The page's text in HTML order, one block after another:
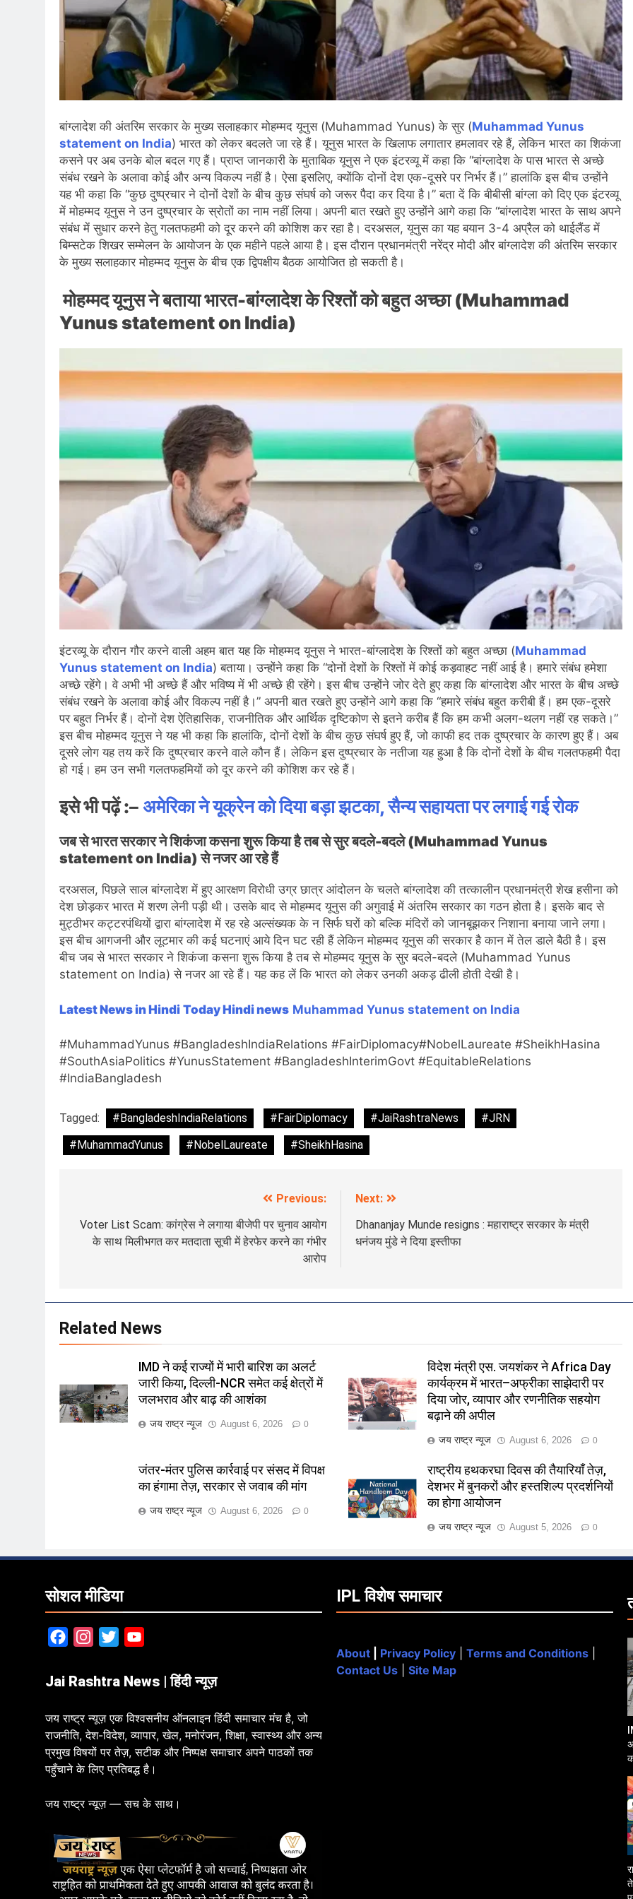
बांग्लादेश की अंतरिम सरकार के मुख्य सलाहकार मोहम्मद यूनुस (Muhammad Yunus) के सुर (Muhammad Yunus
statement on India) भारत को लेकर बदलते जा रहे हैं। यूनुस भारत के खिलाफ लगातार हमलावर रहे हैं, लेकिन भारत का शिकंजा
कसने पर अब उनके बोल बदल गए हैं। प्राप्त जानकारी के मुताबिक यूनुस ने एक इंटरव्यू में कहा कि “बांग्लादेश के पास भारत से अच्छे
संबंध रखने के अलावा कोई और अन्य विकल्प नहीं है। ऐसा इसलिए, क्योंकि दोनों देश एक-दूसरे पर निर्भर हैं।” हालांकि इस बीच उन्होंने
यह भी कहा कि “कुछ दुष्प्रचार ने दोनों देशों के बीच कुछ संघर्ष को जरूर पैदा कर दिया है।” बता दें कि बीबीसी बांग्ला को दिए एक इंटरव्यू
में मोहम्मद यूनुस ने उन दुष्प्रचार के स्रोतों का नाम नहीं लिया। अपनी बात रखते हुए उन्होंने आगे कहा कि “बांग्लादेश भारत के साथ अपने
संबंध में सुधार करने हेतु गलतफहमी को दूर करने की कोशिश कर रहा है। दरअसल, यूनुस का यह बयान 3-4 अप्रैल को थाईलैंड में
बिम्सटेक शिखर सम्मेलन के आयोजन के एक महीने पहले आया है। इस दौरान प्रधानमंत्री नरेंद्र मोदी और बांग्लादेश की अंतरिम सरकार
के मुख्य सलाहकार मोहम्मद यूनुस के बीच एक द्विपक्षीय बैठक आयोजित हो सकती है।
मोहम्मद यूनुस ने बताया भारत-बांग्लादेश के रिश्तों को बहुत अच्छा (Muhammad
Yunus statement on India)
इंटरव्यू के दौरान गौर करने वाली अहम बात यह कि मोहम्मद यूनुस ने भारत-बांग्लादेश के रिश्तों को बहुत अच्छा (Muhammad
Yunus statement on India) बताया। उन्होंने कहा कि “दोनों देशों के रिश्तों में कोई कड़वाहट नहीं आई है। हमारे संबंध हमेशा
अच्छे रहेंगे। वे अभी भी अच्छे हैं और भविष्य में भी अच्छे ही रहेंगे। इस बीच उन्होंने जोर देते हुए कहा कि बांग्लादेश और भारत के बीच अच्छे
संबंध रखने के अलावा कोई और विकल्प नहीं है।” अपनी बात रखते हुए उन्होंने आगे कहा कि “हमारे संबंध बहुत करीबी हैं। हम एक-दूसरे
पर बहुत निर्भर हैं। दोनों देश ऐतिहासिक, राजनीतिक और आर्थिक दृष्टिकोण से इतने करीब हैं कि हम कभी अलग-थलग नहीं रह सकते।”
इस बीच मोहम्मद यूनुस ने यह भी कहा कि हालांकि, दोनों देशों के बीच कुछ संघर्ष हुए हैं, जो काफी हद तक दुष्प्रचार के कारण हुए हैं। अब
दूसरे लोग यह तय करें कि दुष्प्रचार करने वाले कौन हैं। लेकिन इस दुष्प्रचार के नतीजा यह हुआ है कि दोनों देशों के बीच गलतफहमी पैदा
हो गई। हम उन सभी गलतफहमियों को दूर करने की कोशिश कर रहे हैं।
इसे भी पढ़ें :– अमेरिका ने यूक्रेन को दिया बड़ा झटका, सैन्य सहायता पर लगाई गई रोक
जब से भारत सरकार ने शिकंजा कसना शुरू किया है तब से सुर बदले-बदले (Muhammad Yunus
statement on India) से नजर आ रहे हैं
दरअसल, पिछले साल बांग्लादेश में हुए आरक्षण विरोधी उग्र छात्र आंदोलन के चलते बांग्लादेश की तत्कालीन प्रधानमंत्री शेख हसीना को
देश छोड़कर भारत में शरण लेनी पड़ी थी। उसके बाद से मोहम्मद यूनुस की अगुवाई में अंतरिम सरकार का गठन होता है। इसके बाद से
मुट्ठीभर कट्टरपंथियों द्वारा बांग्लादेश में रह रहे अल्संख्यक के न सिर्फ घरों को बल्कि मंदिरों को जानबूझकर निशाना बनाया जाने लगा।
इस बीच आगजनी और लूटमार की कई घटनाएं आये दिन घट रही हैं लेकिन मोहम्मद यूनुस की सरकार है कान में तेल डाले बैठी है। इस
बीच जब से भारत सरकार ने शिकंजा कसना शुरू किया है तब से मोहम्मद यूनुस के सुर बदले-बदले (Muhammad Yunus
statement on India) से नजर आ रहे हैं। यह कह लें कि भारत को लेकर उनकी अकड़ ढीली होती देखी है।
Latest News in Hindi Today Hindi news Muhammad Yunus statement on India
#MuhammadYunus #BangladeshIndiaRelations #FairDiplomacy#NobelLaureate #SheikhHasina
#SouthAsiaPolitics #YunusStatement #BangladeshInterimGovt #EquitableRelations
#IndiaBangladesh
Tagged: #BangladeshIndiaRelations #FairDiplomacy #JaiRashtraNews
#JRN
#MuhammadYunus
#NobelLaureate #SheikhHasina
navigation
Previous:
Voter List Scam: कांग्रेस ने लगाया बीजेपी पर चुनाव आयोग
के साथ मिलीभगत कर मतदाता सूची में हेरफेर करने का गंभीर
आरोप
Next:
Dhananjay Munde resigns : महाराष्ट्र सरकार के मंत्री
धनंजय मुंडे ने दिया इस्तीफा
Related News
IMD ने कई राज्यों में भारी बारिश का अलर्ट
जारी किया, दिल्ली-NCR समेत कई क्षेत्रों में
जलभराव और बाढ़ की आशंका
जय राष्ट्र न्यूज August 6, 2026 0
विदेश मंत्री एस. जयशंकर ने Africa Day
कार्यक्रम में भारत–अफ्रीका साझेदारी पर
दिया जोर, व्यापार और रणनीतिक सहयोग
बढ़ाने की अपील
जय राष्ट्र न्यूज August 6, 2026 0
जंतर-मंतर पुलिस कार्रवाई पर संसद में विपक्ष
का हंगामा तेज़, सरकार से जवाब की मांग
जय राष्ट्र न्यूज August 6, 2026 0
राष्ट्रीय हथकरघा दिवस की तैयारियाँ तेज़,
देशभर में बुनकरों और हस्तशिल्प प्रदर्शनियों
का होगा आयोजन
जय राष्ट्र न्यूज August 5, 2026 0
सोशल मीडिया
FacebookInstagram
Twitter
Jai Rashtra News | हिंदी न्यूज़
जय राष्ट्र न्यूज़ एक विश्वसनीय ऑनलाइन हिंदी समाचार मंच है, जो
राजनीति, देश-विदेश, व्यापार, खेल, मनोरंजन, शिक्षा, स्वास्थ्य और अन्य
प्रमुख विषयों पर तेज़, सटीक और निष्पक्ष समाचार अपने पाठकों तक
पहुँचाने के लिए प्रतिबद्ध है।
जय राष्ट्र न्यूज़ — सच के साथ।
IPL विशेष समाचार
About Privacy Policy Terms and Conditions
Contact Us
Site Map